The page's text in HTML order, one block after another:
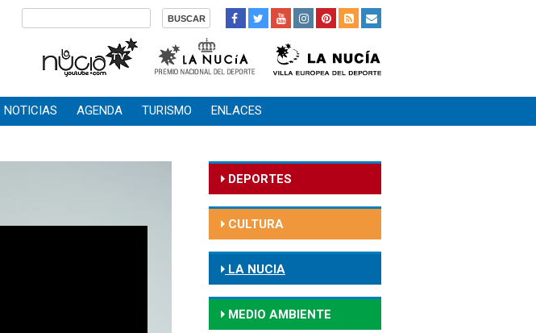
NOTICIAS AGENDA TURISMO ENLACES
DEPORTES
CULTURA
LA NUCIA
MEDIO AMBIENTE